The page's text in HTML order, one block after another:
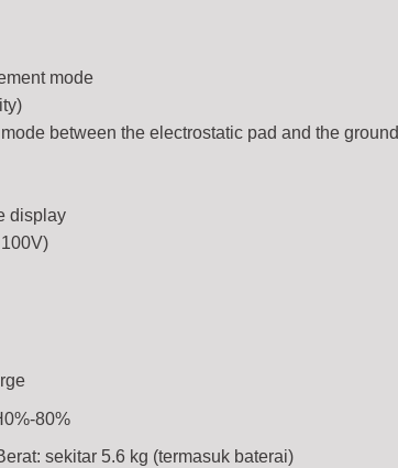
mode
between the electrostatic pad and the ground
display
80%
sekitar 5.6 kg (termasuk baterai)